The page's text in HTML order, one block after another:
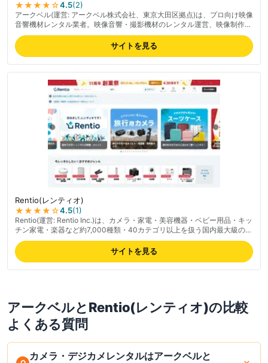
★★★★☆4.5(2)
アークベル(運営: アークベル株式会社、東京大田区拠点)は、プロ向け映像
音響機材レンタル業者。映像音響・撮影機材のレンタル運営、映像制作を
ワンストップで提供。プロジェクター・スモークマシンなどイベント・撮
影現場向けの機材充実が強み、映像企画制作・DVD/CD制作を含むワンス
トップサービス、大型イベント対応の機材ラインナップも備える。プロユ
ース寄りで個人利用にはやや敷居が高めとの指摘あり。最新の料金は公式
サイトでご確認ください。
サイトを見る
Rentio(レンティオ)
★★★★☆4.5(1)
Rentio(運営: Rentio Inc.)は、カメラ・家電・美容機器・ベビー用品・キッ
チン家電・楽器など約7,000種類・40カテゴリ以上を扱う国内最大級のレ
ンタル専門サービス。最短1日から選べるワンタイムプランと1ヶ月単位の
月額制プランの2軸で、用途に応じて使い分け可能。返却時の送料は無
料、最短翌日出荷(北海道・離島は翌々日)。月間利用者は約15万人、顧客
評価★4.7、1年以内リピート率55%。「トラブルあんしん宣言」で故障・
サイトを見る
アークベルとRentio(レンティオ)の比較
よくある質問
カメラ・デジカメレンタルはアークベルと